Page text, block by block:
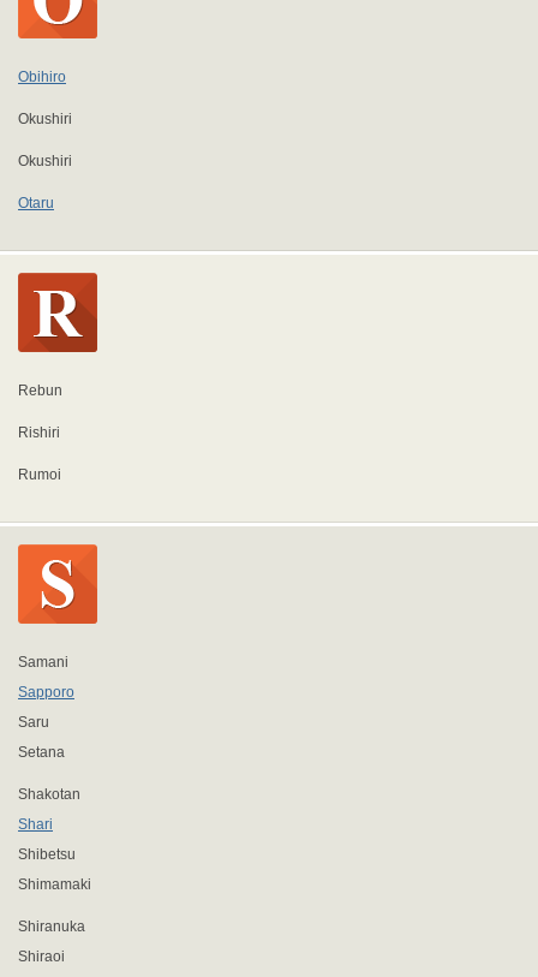
Obihiro
Okushiri
Okushiri
Otaru
Rebun
Rishiri
Rumoi
Samani
Sapporo
Saru
Setana
Shakotan
Shari
Shibetsu
Shimamaki
Shiranuka
Shiraoi